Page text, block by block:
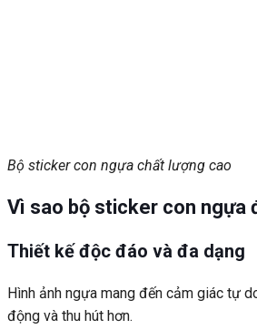
Bộ sticker con ngựa chất lượng cao
Vì sao bộ sticker con ngựa
Thiết kế độc đáo và đa dạng
Hình ảnh ngựa mang đến cảm giác tự
động và thu hút hơn.